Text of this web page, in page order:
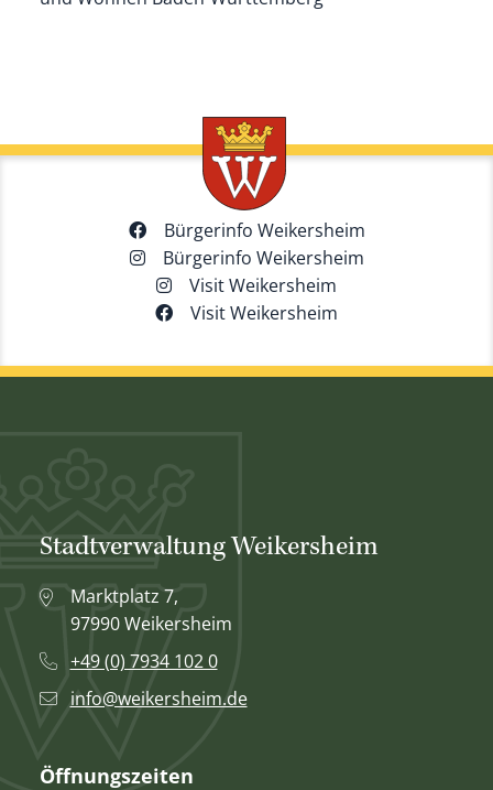
Bürgerinfo Weikersheim
Bürgerinfo Weikersheim
Visit Weikersheim
Visit Weikersheim
Stadtverwaltung Weikersheim
Marktplatz 7,
97990 Weikersheim
+49 (0) 7934 102 0
info@weikersheim.de
Öffnungszeiten